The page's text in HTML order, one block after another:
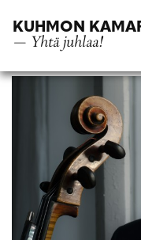
suoraan
KUHMON
— Yhtä juhlaa!